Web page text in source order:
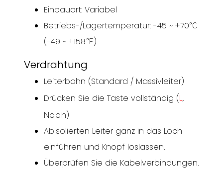
Einbauort: Variabel
Betriebs-/Lagertemperatur: -45 ~ +70℃
(-49 ~ +158℉)
Verdrahtung
Leiterbahn (Standard / Massivleiter)
Drücken Sie die Taste vollständig (L,
Noch)
Abisolierten Leiter ganz in das Loch
einführen und Knopf loslassen.
Überprüfen Sie die Kabelverbindungen.